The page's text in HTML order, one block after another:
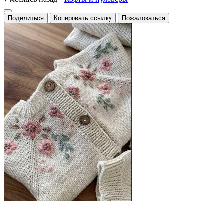
Поделиться Копировать ссылку Пожаловаться